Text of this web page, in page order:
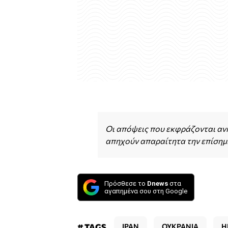
Οι απόψεις που εκφράζονται
απηχούν απαραίτητα την
Πρόσθεσε το Dnews στα
αγαπημένα σου στη Google
ΙΡΑΝ ΟΥΚΡΑΝΙΑ